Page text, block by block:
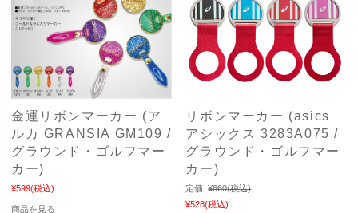
金運リボンマーカー (ア
ルカ GRANSIA GM109 /
グラウンド・ゴルフマー
カー)
¥599(税込)
商品を見る
リボンマーカー (asics
アシックス 3283A075 /
グラウンド・ゴルフマー
カー)
定価: ¥660(税込)
¥528(税込)